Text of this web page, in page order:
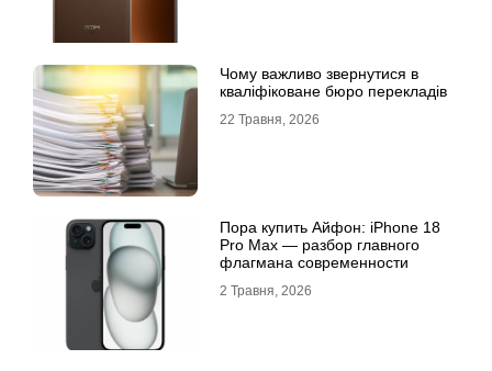
Чому важливо звернутися в
кваліфіковане бюро перекладів
22 Травня, 2026
Пора купить Айфон: iPhone 18
Pro Max — разбор главного
флагмана современности
2 Травня, 2026